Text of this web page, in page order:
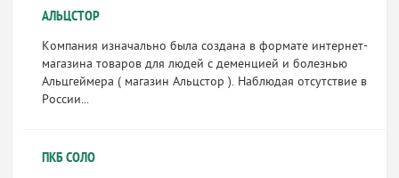
АЛЬЦСТОР
Компания изначально была создана в формате интернет-
магазина товаров для людей с деменцией и болезнью
Альцгеймера ( магазин Альцстор ). Наблюдая отсутствие в
России...
ПКБ СОЛО